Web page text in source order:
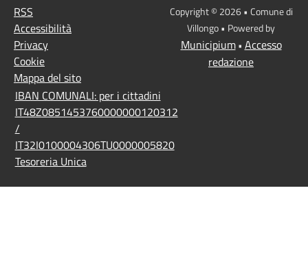
RSS
Accessibilità
Privacy
Cookie
Mappa del sito
IBAN COMUNALI: per i cittadini
IT48Z0851453760000000120312
/
IT32I0100004306TU0000005820
Tesoreria Unica
Copyright © 2026 • Comune di
Villongo • Powered by
Municipium• Accesso
redazione